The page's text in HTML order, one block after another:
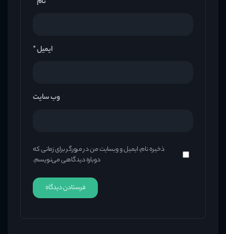
ایمیل*
وب‌ سایت
ذخیره نام، ایمیل و وبسایت من در مرورگر برای زمانی که
دوباره دیدگاهی می‌نویسم.